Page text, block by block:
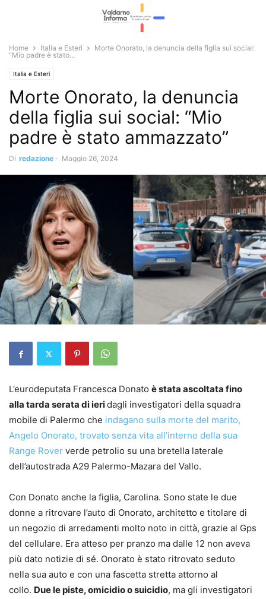
Home Italia e Esteri
Morte Onorato, la denuncia della figlia sui social:
“Mio padre è stato...
Italia e Esteri
Morte Onorato, la denuncia
della figlia sui social: “Mio
padre è stato ammazzato”
Di redazione - Maggio 26, 2024
L’eurodeputata Francesca Donato è stata ascoltata fino
alla tarda serata di ieridagli investigatori della squadra
mobile di Palermo che indagano sulla morte del marito,
Angelo Onorato, trovato senza vita all’interno della sua
Range Rover verde petrolio su una bretella laterale
dell’autostrada A29 Palermo-Mazara del Vallo.
Con Donato anche la figlia, Carolina. Sono state le due
donne a ritrovare l’auto di Onorato, architetto e titolare di
un negozio di arredamenti molto noto in città, grazie al Gps
del cellulare. Era atteso per pranzo ma dalle 12 non aveva
più dato notizie di sé. Onorato è stato ritrovato seduto
nella sua auto e con una fascetta stretta attorno al
collo. Due le piste, omicidio o suicidio, ma gli investigatori